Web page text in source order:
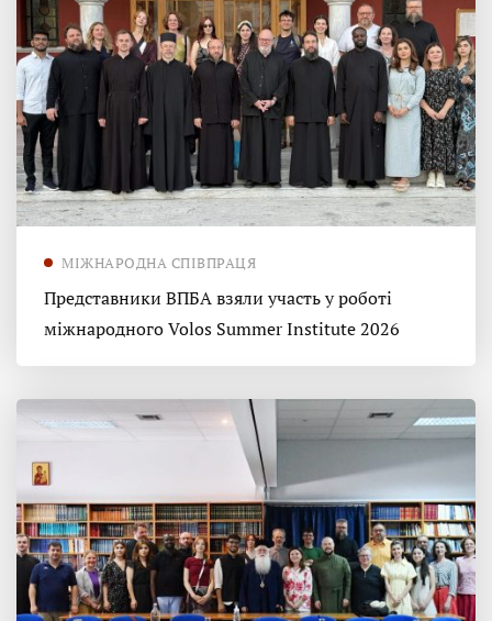
МІЖНАРОДНА СПІВПРАЦЯ
Представники ВПБА взяли участь у роботі
міжнародного Volos Summer Institute 2026